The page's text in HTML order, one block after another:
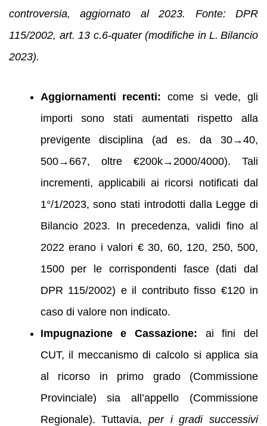
controversia, aggiornato al 2023. Fonte: DPR
115/2002, art. 13 c.6-quater (modifiche in L. Bilancio
2023).
Aggiornamenti recenti: come si vede, gli
importi sono stati aumentati rispetto alla
previgente disciplina (ad es. da 30→40,
500→667, oltre €200k→2000/4000). Tali
incrementi, applicabili ai ricorsi notificati dal
1°/1/2023, sono stati introdotti dalla Legge di
Bilancio 2023. In precedenza, validi fino al
2022 erano i valori € 30, 60, 120, 250, 500,
1500 per le corrispondenti fasce (dati dal
DPR 115/2002) e il contributo fisso €120 in
caso di valore non indicato.
Impugnazione e Cassazione: ai fini del
CUT, il meccanismo di calcolo si applica sia
al ricorso in primo grado (Commissione
Provinciale) sia all’appello (Commissione
Regionale). Tuttavia, per i gradi successivi